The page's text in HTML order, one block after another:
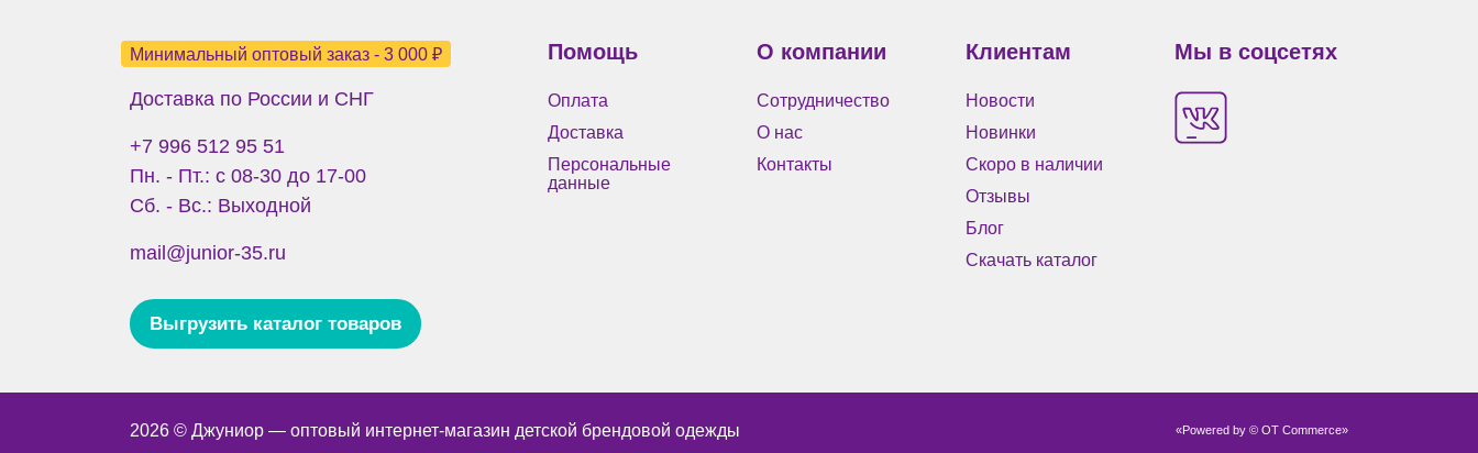
Минимальный оптовый заказ - 3 000 ₽
Доставка по России и СНГ
+7 996 512 95 51
Пн. - Пт.: с 08-30 до 17-00
Сб. - Вс.: Выходной
mail@junior-35.ru
Выгрузить каталог товаров
Помощь
Оплата
Доставка
Персональные
данные
О компании
Сотрудничество
О нас
Контакты
Клиентам
Новости
Новинки
Скоро в наличии
Отзывы
Блог
Скачать каталог
Мы в соцсетях
2026 © Джуниор ― оптовый интернет-магазин детской брендовой одежды «Powered by © OT Commerce»